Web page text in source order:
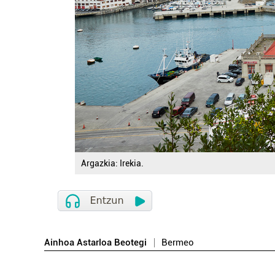
Argazkia: Irekia.
Ainhoa Astarloa Beotegi Bermeo